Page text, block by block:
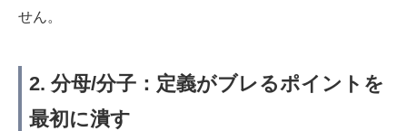
せん。
2. 分母/分子：定義がブレるポイントを
最初に潰す